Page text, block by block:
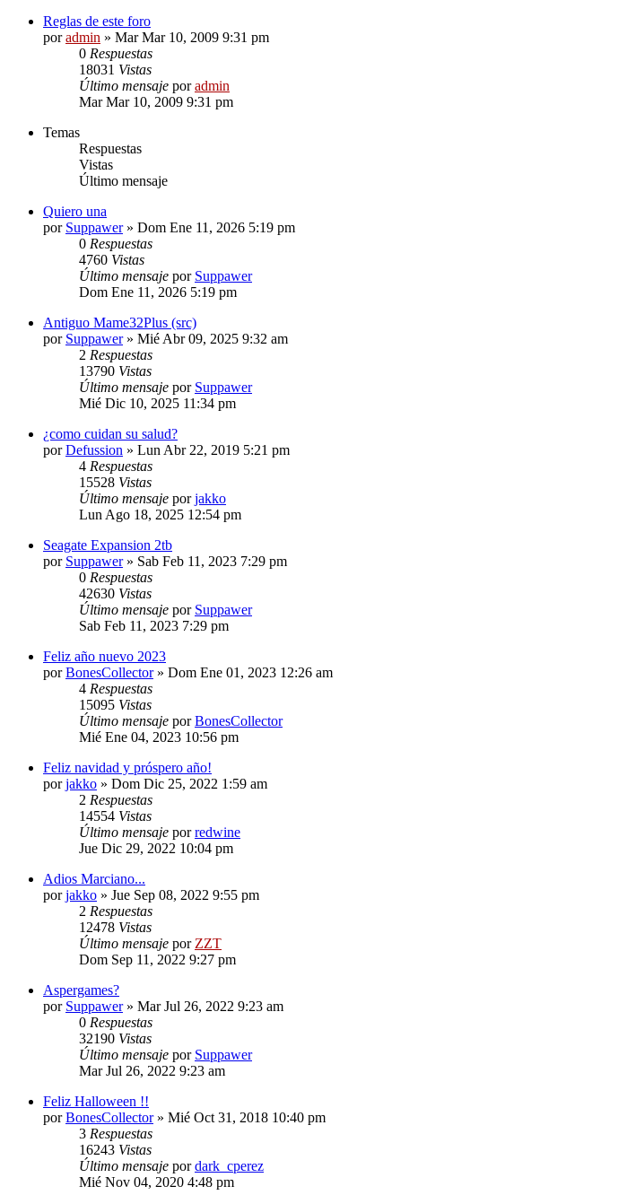
Reglas de este foro
poradmin » Mar Mar 10, 2009 9:31 pm
0 Respuestas
18031 Vistas
Último mensaje poradmin
Mar Mar 10, 2009 9:31 pm
Temas
Respuestas
Vistas
Último mensaje
Quiero una
por Suppawer» Dom Ene 11, 2026 5:19 pm
0 Respuestas
4760 Vistas
Último mensaje por Suppawer
Dom Ene 11, 2026 5:19 pm
Antiguo Mame32Plus (src)
por Suppawer» Mié Abr 09, 2025 9:32 am
2 Respuestas
13790 Vistas
Último mensaje por Suppawer
Mié Dic 10, 2025 11:34 pm
¿como cuidan su salud?
porDefussion » Lun Abr 22, 2019 5:21 pm
4 Respuestas
15528 Vistas
Último mensaje porjakko
Lun Ago 18, 2025 12:54 pm
Seagate Expansion 2tb
por Suppawer» Sab Feb 11, 2023 7:29 pm
0 Respuestas
42630 Vistas
Último mensaje por Suppawer
Sab Feb 11, 2023 7:29 pm
Feliz año nuevo 2023
porBonesCollector» Dom Ene 01, 2023 12:26 am
4 Respuestas
15095 Vistas
Último mensaje porBonesCollector
Mié Ene 04, 2023 10:56 pm
Feliz navidad y próspero año!
porjakko » Dom Dic 25, 2022 1:59 am
2 Respuestas
14554 Vistas
Último mensaje porredwine
Jue Dic 29, 2022 10:04 pm
Adios Marciano...
porjakko » Jue Sep 08, 2022 9:55 pm
2 Respuestas
12478 Vistas
Último mensaje por ZZT
Dom Sep 11, 2022 9:27 pm
Aspergames?
por Suppawer» Mar Jul 26, 2022 9:23 am
0 Respuestas
32190 Vistas
Último mensaje por Suppawer
Mar Jul 26, 2022 9:23 am
Feliz Halloween !!
porBonesCollector» Mié Oct 31, 2018 10:40 pm
3 Respuestas
16243 Vistas
Último mensaje pordark_cperez
Mié Nov 04, 2020 4:48 pm